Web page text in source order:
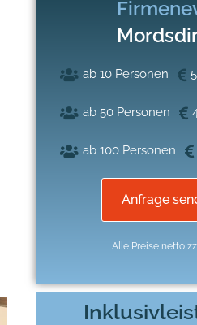
ab 10 Personen
ab 50 Personen
ab 100 Personen
Anfrage
Alle Preise netto